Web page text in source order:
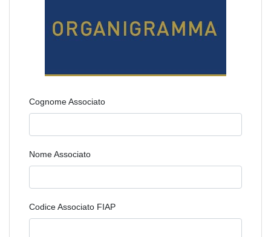
Cognome Associato
Nome Associato
Codice Associato FIAP